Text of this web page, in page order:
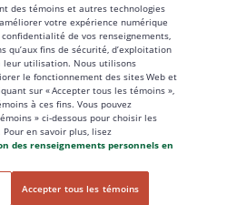
Vie
utilisés par elle,
affiliées sous
d’Assurance-
2019. Tous droits
C.P. 670, Station
(Ontario) N2J 4B8
des témoins et autres technologies
votre expérience numérique
de vos renseignements,
qu’aux fins de sécurité, d’exploitation
leur utilisation. Nous utilisons
le fonctionnement des sites Web et
sur « Accepter tous les témoins »,
à ces fins. Vous pouvez
» ci-dessous pour choisir les
en savoir plus, lisez
des renseignements personnels en
Accepter tous les témoins